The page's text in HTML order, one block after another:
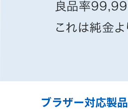
ブラザー対応製品